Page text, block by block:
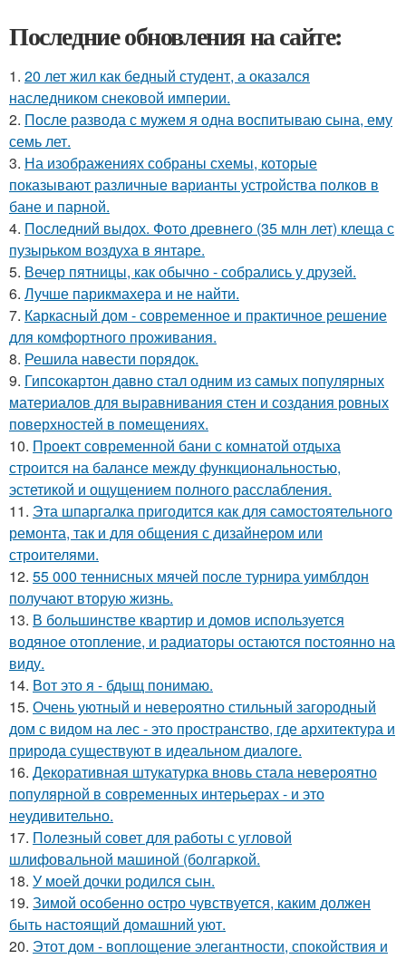
Последние обновления на сайте:
1. 20 лет жил как бедный студент, а оказался
наследником снековой империи.
2. После развода с мужем я одна воспитываю сына, ему
семь лет.
3. На изображениях собраны схемы, которые
показывают различные варианты устройства полков в
бане и парной.
4. Последний выдох. Фото древнего (35 млн лет) клеща с
пузырьком воздуха в янтаре.
5. Вечер пятницы, как обычно - собрались у друзей.
6. Лучше парикмахера и не найти.
7. Каркасный дом - современное и практичное решение
для комфортного проживания.
8. Решила навести порядок.
9. Гипсокартон давно стал одним из самых популярных
материалов для выравнивания стен и создания ровных
поверхностей в помещениях.
10. Проект современной бани с комнатой отдыха
строится на балансе между функциональностью,
эстетикой и ощущением полного расслабления.
11. Эта шпаргалка пригодится как для самостоятельного
ремонта, так и для общения с дизайнером или
строителями.
12. 55 000 теннисных мячей после турнира уимблдон
получают вторую жизнь.
13. В большинстве квартир и домов используется
водяное отопление, и радиаторы остаются постоянно на
виду.
14. Вот это я - бдыщ понимаю.
15. Очень уютный и невероятно стильный загородный
дом с видом на лес - это пространство, где архитектура и
природа существуют в идеальном диалоге.
16. Декоративная штукатурка вновь стала невероятно
популярной в современных интерьерах - и это
неудивительно.
17. Полезный совет для работы с угловой
шлифовальной машиной (болгаркой.
18. У моей дочки родился сын.
19. Зимой особенно остро чувствуется, каким должен
быть настоящий домашний уют.
20. Этот дом - воплощение элегантности, спокойствия и